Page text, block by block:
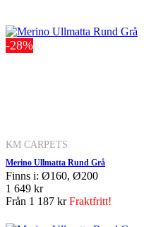
-28%
KM CARPETS
Merino Ullmatta Rund Grå
Finns i: Ø160, Ø200
1 649 kr
Från 1 187 krFraktfritt!